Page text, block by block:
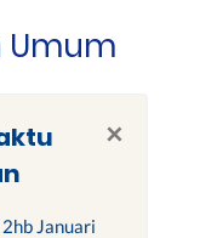
Umum
×
Januari